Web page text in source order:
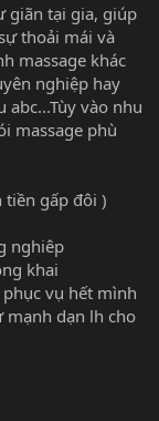
giãn tại gia, giúp
thoải mái và
massage khác
nghiệp hay
abc...Tùy vào nhu
massage phù
tiền gấp đôi )
nghiêp
khai
vụ hết mình
mạnh dạn lh cho